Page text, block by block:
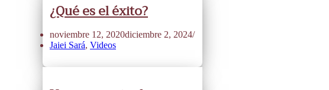
¿Qué es el éxito?
noviembre 12, 2020diciembre 2, 2024
Jaiei Sará, Videos